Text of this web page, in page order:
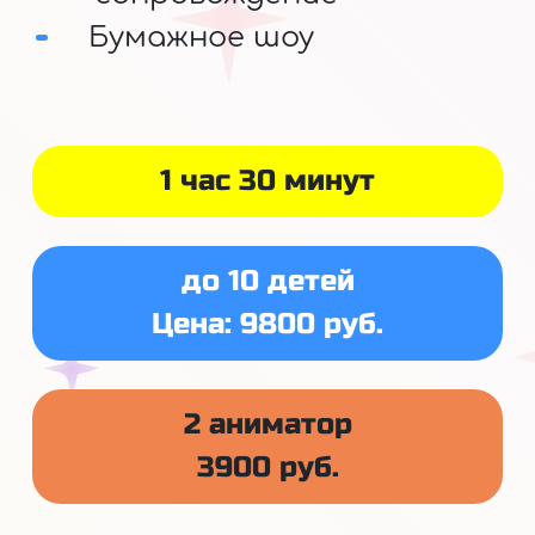
1 час 30 минут
до 10 детей
Цена: 9800 руб.
2 аниматор
3900 руб.
Бумажное шоу